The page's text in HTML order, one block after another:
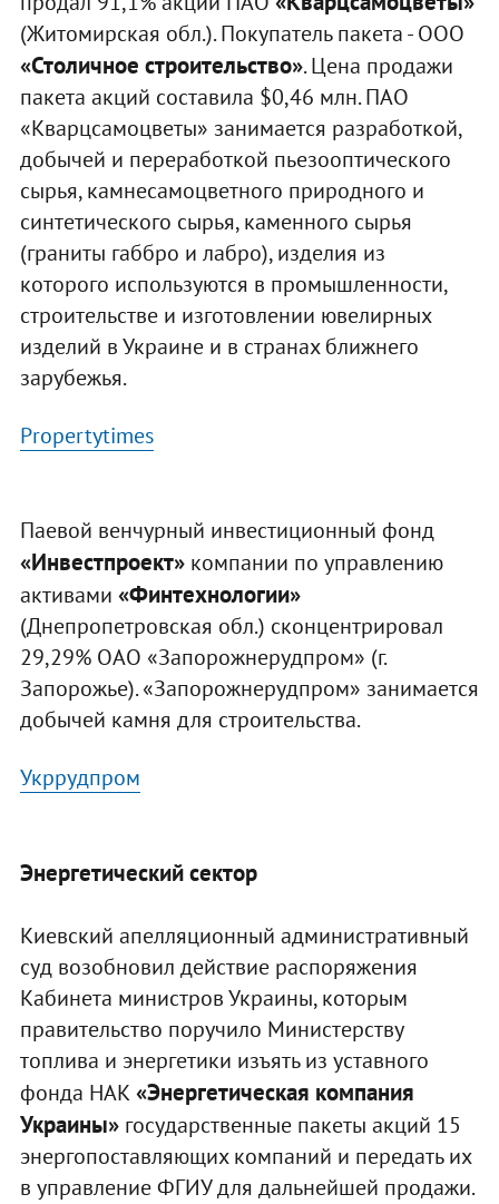
(Житомирская обл.). Покупатель пакета - ООО
«Столичное строительство». Цена продажи
пакета акций составила $0,46 млн. ПАО
«Кварцсамоцветы» занимается разработкой,
добычей и переработкой пьезооптического
сырья, камнесамоцветного природного и
синтетического сырья, каменного сырья
(граниты габбро и лабро), изделия из
которого используются в промышленности,
строительстве и изготовлении ювелирных
изделий в Украине и в странах ближнего
зарубежья.
Рropertytimes
Паевой венчурный инвестиционный фонд
«Инвестпроект»компании по управлению
активами «Финтехнологии»
(Днепропетровская обл.) сконцентрировал
29,29% ОАО «Запорожнерудпром» (г.
Запорожье). «Запорожнерудпром» занимается
добычей камня для строительства.
Укррудпром
Энергетический сектор
Киевский апелляционный административный
суд возобновил действие распоряжения
Кабинета министров Украины, которым
правительство поручило Министерству
топлива и энергетики изъять из уставного
фонда НАК«Энергетическая компания
Украины»государственные пакеты акций 15
энергопоставляющих компаний и передать их
в управление ФГИУ для дальнейшей продажи.